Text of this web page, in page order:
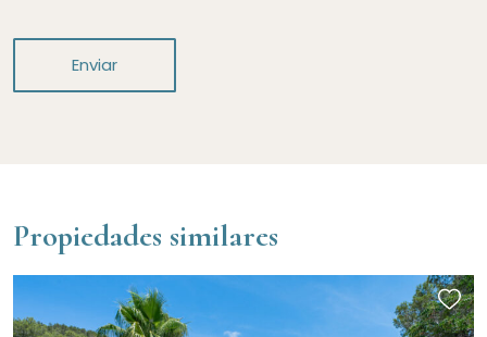
Enviar
Propiedades similares